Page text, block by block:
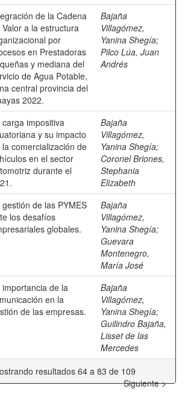
de la Cadena
Valor a la estructura
por
en Prestadoras
y mediana del
de Agua Potable,
central provincia del
2022.
Bajaña
Villagómez,
Yanina Shegía;
Pilco Lúa, Juan
Andrés
carga impositiva
y su impacto
la comercialización de
en el sector
durante el
Bajaña
Villagómez,
Yanina Shegía;
Coronel Briones,
Stephania
Elizabeth
gestión de las PYMES
los desafíos
globales.
Bajaña
Villagómez,
Yanina Shegía;
Guevara
Montenegro,
María José
importancia de la
en la
de las empresas.
Bajaña
Villagómez,
Yanina Shegía;
Guilindro Bajaña,
Lisset de las
Mercedes
resultados 64 a 83 de 109
Siguiente >